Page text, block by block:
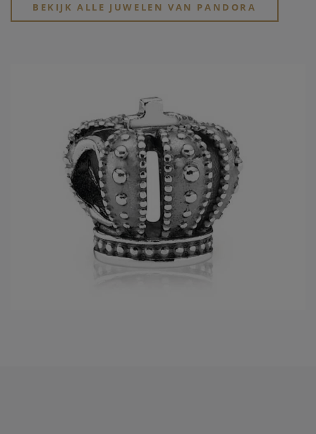
BEKIJK ALLE JUWELEN VAN PANDORA